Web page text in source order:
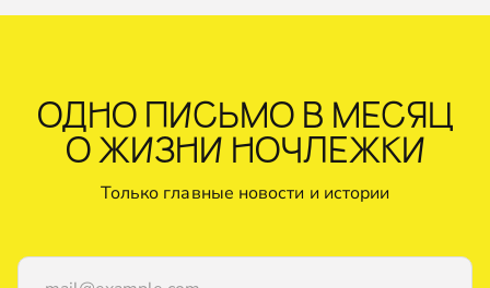
ОДНО ПИСЬМО В МЕСЯЦ
О ЖИЗНИ НОЧЛЕЖКИ
Только главные новости и истории